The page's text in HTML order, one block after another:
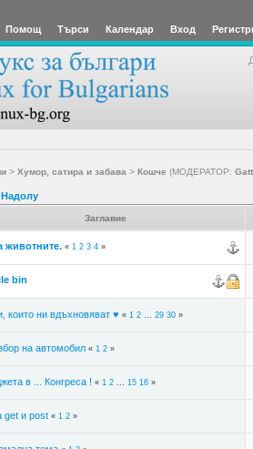
Помощ Търси Календар Вход
> Хумор, сатира и забава > Кошче (МОДЕРАТОР:
Надолу
Заглавие
животните. « 1 2 3 4»
bin
които ни вдъхновяват ♥ « 1 2... 29 30»
на автомобил « 1 2»
в ... Конгреса ! « 1 2... 15 16»
get и post « 1 2»